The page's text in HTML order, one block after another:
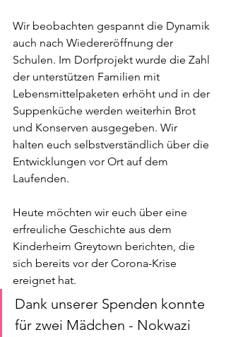
Wir beobachten gespannt die Dynamik
auch nach Wiedereröffnung der
Schulen. Im Dorfprojekt wurde die Zahl
der unterstützen Familien mit
Lebensmittelpaketen erhöht und in der
Suppenküche werden weiterhin Brot
und Konserven ausgegeben. Wir
halten euch selbstverständlich über die
Entwicklungen vor Ort auf dem
Laufenden.
Heute möchten wir euch über eine
erfreuliche Geschichte aus dem
Kinderheim Greytown berichten, die
sich bereits vor der Corona-Krise
ereignet hat.
Dank unserer Spenden konnte
für zwei Mädchen - Nokwazi